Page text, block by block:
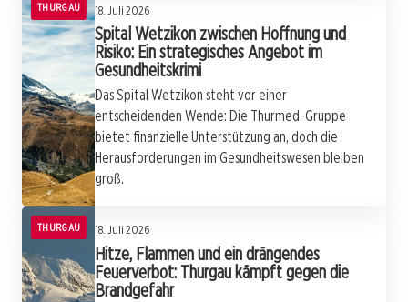
THURGAU 18. Juli 2026
Spital Wetzikon zwischen Hoffnung und
Risiko: Ein strategisches Angebot im
Gesundheitskrimi
Das Spital Wetzikon steht vor einer
entscheidenden Wende: Die Thurmed-Gruppe
bietet finanzielle Unterstützung an, doch die
Herausforderungen im Gesundheitswesen bleiben
groß.
THURGAU 18. Juli 2026
Hitze, Flammen und ein drängendes
Feuerverbot: Thurgau kämpft gegen die
Brandgefahr